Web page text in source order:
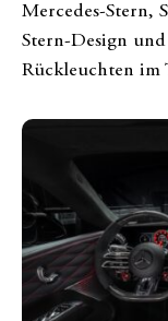
Mercedes-Stern,
Stern-Design
Rückleuchten im